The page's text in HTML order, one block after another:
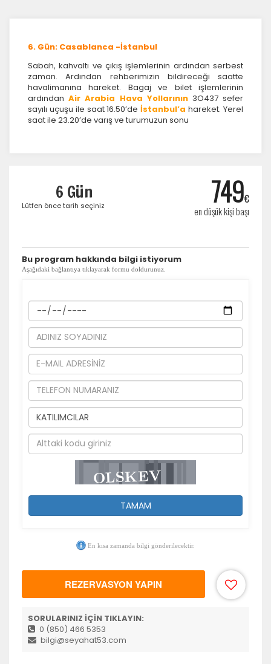
6. Gün: Casablanca -İstanbul
Sabah, kahvaltı ve çıkış işlemlerinin ardından serbest
zaman. Ardından rehberimizin bildireceği saatte
havalimanına hareket. Bagaj ve bilet işlemlerinin
ardındanAir Arabia Hava Yollarının3O437 sefer
sayılı uçuşu ile saat 16.50’deİstanbul’ahareket. Yerel
saat ile 23.20’de varış ve turumuzun sonu
6 Gün
Lütfen önce tarih seçiniz 749€
en düşük kişi başı
​Bu program hakkında bilgi istiyorum
Aşağıdaki bağlantıya tıklayarak formu doldurunuz.
TAMAM
En kısa zamanda bilgi gönderilecektir.
REZERVASYON YAPIN
SORULARINIZ İÇİN TIKLAYIN:
0 (850) 466 5353
bilgi@seyahat53.com